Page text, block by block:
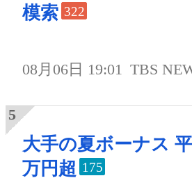
模索 322
08月06日 19:01 TBS
大手の夏ボーナス
万円超 175